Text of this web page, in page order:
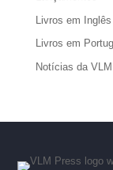
Livros em Inglês
Livros em
Notícias da